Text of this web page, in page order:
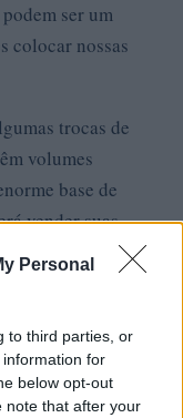
Personal
to third parties, or
for
below opt-out
note that after your
ser um
colocar nossas
trocas de
volumes
base de
vender suas
serão geralmente
se registre
de negociação
terá ótimas